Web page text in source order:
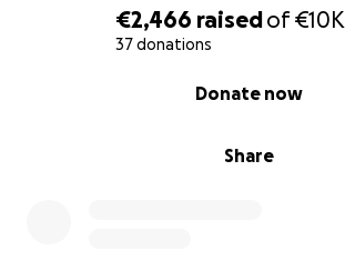
€2,466 raisedof€10K
37 donations
Share
Donate now